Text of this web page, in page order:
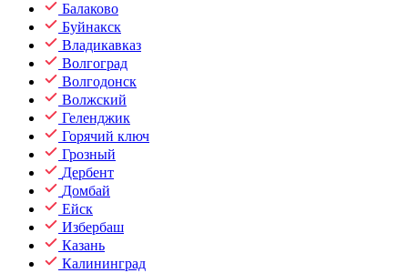
Балаково
Буйнакск
Владикавказ
Волгоград
Волгодонск
Волжский
Геленджик
Горячий ключ
Грозный
Дербент
Домбай
Ейск
Избербаш
Казань
Калининград